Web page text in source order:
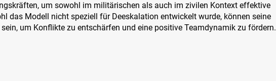
um sowohl im militärischen als auch im zivilen Kontext effektive
das Modell nicht speziell für Deeskalation entwickelt wurde, können seine
um Konflikte zu entschärfen und eine positive Teamdynamik zu fördern.